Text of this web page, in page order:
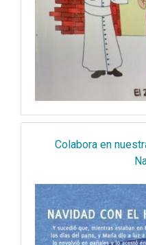
Colabora en